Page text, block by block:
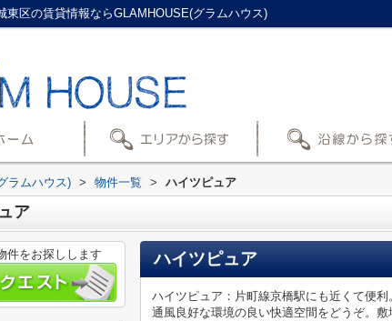
東区の賃貸情報ならGLAMHOUSE(グラムハウス)
ラムハウス) > 物件一覧 > ハイツピュア
ア
ハイツピュア
ハイツピュア：片町線京橋駅にも近くて便
通風良好な環境の良い快適空間をどうぞ。
件をお探しします